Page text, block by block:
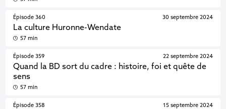
Épisode 360
La culture Huronne-Wendate
30 septembre 2024
57 min
Épisode 359
Quand la BD sort du cadre : histoire, foi et quête de
sens
22 septembre 2024
57 min
Épisode 358 15 septembre 2024